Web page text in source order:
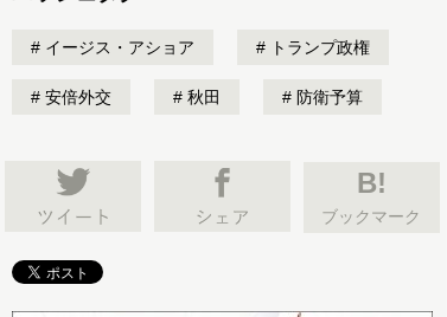
イージス・アショア トランプ政権
安倍外交 秋田 防衛予算
B!
ブックマーク